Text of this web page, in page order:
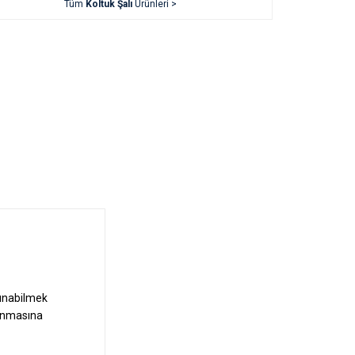
Tüm Koltuk Şalı Ürünleri >